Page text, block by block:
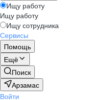
Ищу работу
Ищу работу
Ищу сотрудника
Сервисы
Помощь
Ещё
Поиск
Арзамас
Войти